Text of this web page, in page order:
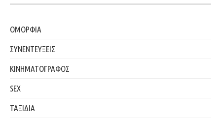
ΟΜΟΡΦΙΑ
ΣΥΝΕΝΤΕΥΞΕΙΣ
ΚΙΝΗΜΑΤΟΓΡΑΦΟΣ
SEX
ΤΑΞΙΔΙΑ